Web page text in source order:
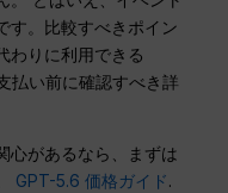
す。比較すべきポイン
わりに利用できる
払い前に確認すべき詳
心があるなら、まずは
GPT-5.6 価格ガイド.